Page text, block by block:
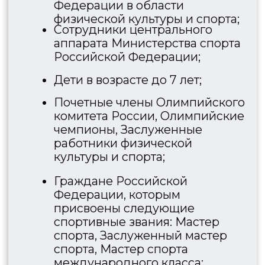
От 10 человек 1
бесплатно.
Экскурсии проводятся для
групп от 5-ти человек.
Стоимость экскурсии
входит в стоимость билетов.
только онлайн. Приобрести
билеты в музее за наличный
расчет или оплату через
банковский терминал
невозможно.
КВЕСТ-ИГРЫ
ГОСУДАРСТВЕННОГО
МУЗЕЯ СПОРТА:
«СПОРТИВНОЕ